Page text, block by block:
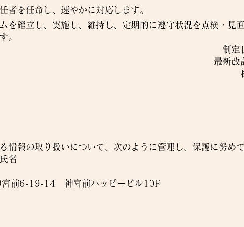
者を任命し、速やかに対応します。
を確立し、実施し、維持し、定期的に遵守状況を点検・見
。
制定
最新改
情報の取り扱いについて、次のように管理し、保護に努めて
名
宮前6-19-14 神宮前ハッピービル10F